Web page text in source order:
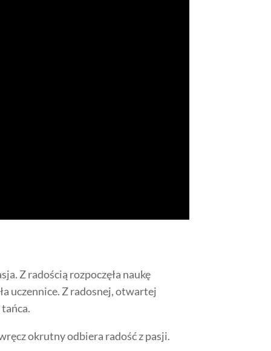
Z radością rozpoczęła naukę
uczennice. Z radosnej, otwartej
okrutny odbiera radość z pasji.